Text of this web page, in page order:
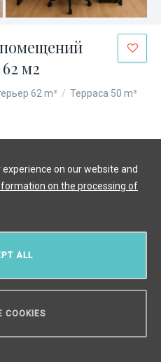
м2
62 m² / Терраса 50 m²
ALL
COOKIES
on our website and
on the processing of